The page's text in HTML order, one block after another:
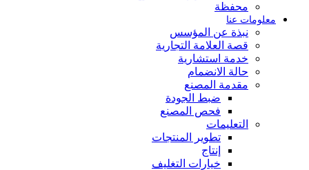
محفظة
معلومات عنا
نبذة عن المؤسس
قصة العلامة التجارية
خدمة استشارية
حالة الانضمام
مقدمة المصنع
ضبط الجودة
فحص المصنع
التعليمات
تطوير المنتجات
إنتاج
خيارات التغليف